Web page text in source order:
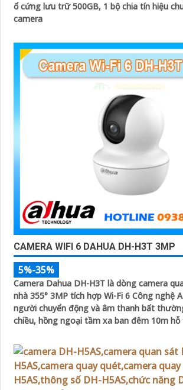
ổ cứng lưu trữ 500GB, 1 bộ chia tín hiệu
camera
CAMERA WIFI 6 DAHUA DH-H3T 3MP
5%-35%
Camera Dahua DH-H3T là dòng camera
nhà 355° 3MP tích hợp Wi-Fi 6 Công nghệ
người chuyển động và âm thanh bất
chiều, hồng ngoại tầm xa ban đêm 10m
DMSS